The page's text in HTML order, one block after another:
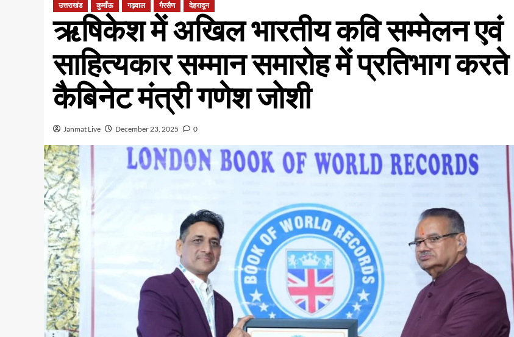
उत्तराखंड कुमाँऊ गढ़वाल गैरसैण देहरादून
ऋषिकेश में अखिल भारतीय कवि सम्मेलन एवं
साहित्यकार सम्मान समारोह में प्रतिभाग करते
कैबिनेट मंत्री गणेश जोशी
Janmat Live December 23, 2025 0